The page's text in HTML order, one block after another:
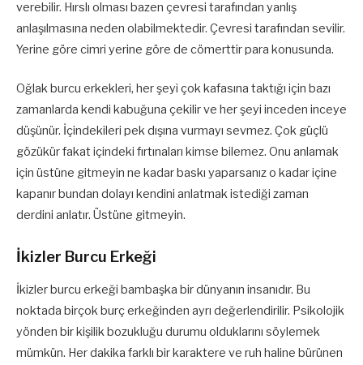
verebilir. Hırslı olması bazen çevresi tarafından yanlış
anlaşılmasına neden olabilmektedir. Çevresi tarafından sevilir.
Yerine göre cimri yerine göre de cömerttir para konusunda.
Oğlak burcu erkekleri, her şeyi çok kafasına taktığı için bazı
zamanlarda kendi kabuğuna çekilir ve her şeyi inceden inceye
düşünür. İçindekileri pek dışına vurmayı sevmez. Çok güçlü
gözükür fakat içindeki fırtınaları kimse bilemez. Onu anlamak
için üstüne gitmeyin ne kadar baskı yaparsanız o kadar içine
kapanır bundan dolayı kendini anlatmak istediği zaman
derdini anlatır. Üstüne gitmeyin.
İkizler Burcu Erkeği
İkizler burcu erkeği bambaşka bir dünyanın insanıdır. Bu
noktada birçok burç erkeğinden ayrı değerlendirilir. Psikolojik
yönden bir kişilik bozukluğu durumu olduklarını söylemek
mümkün. Her dakika farklı bir karaktere ve ruh haline bürünen